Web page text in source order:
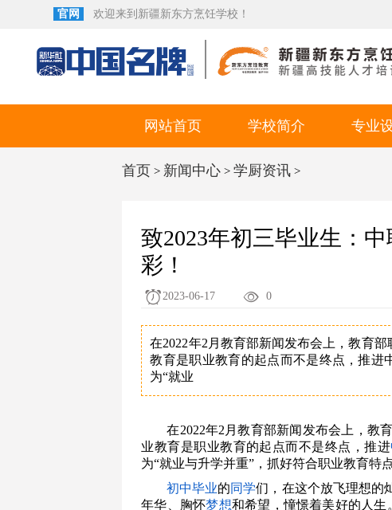
官网 欢迎来到新疆新东方烹饪学校！
网站首页 学校简介 专业
西餐
首页 > 新闻中心> 学厨资讯>
致2023年初三毕业生：
彩！
2023-06-17 0
在2022年2月教育部新闻发布会上，教育
教育是职业教育的起点而不是终点，推进
为“就业
在2022年2月教育部新闻发布会上，教
业教育是职业教育的起点而不是终点，推进
为“就业与升学并重”，抓好符合职业教育特
初中毕业的同学们，在这个放飞理想的
年华、胸怀梦想和希望，憧憬着美好的人